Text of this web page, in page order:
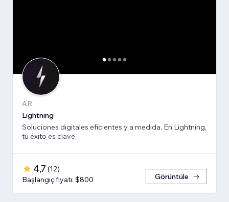
AR
Lightning
Soluciones digitales eficientes y a medida. En Lightning,
tu éxito es clave
4,7 (12)
Başlangıç fiyatı: $800
Görüntüle